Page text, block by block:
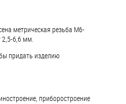
метрическая резьба М6-
2,5-6,6 мм.
придать изделию
приборостроение